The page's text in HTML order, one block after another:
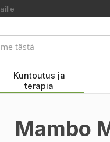
Kuntoutus ja
terapia
Mambo